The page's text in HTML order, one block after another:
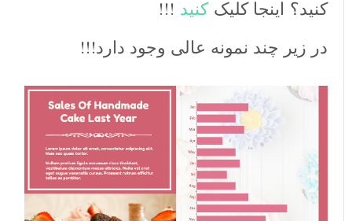
کنید؟ اینجا کلیککنید!!!
در زیر چند نمونه عالی وجود دارد!!!